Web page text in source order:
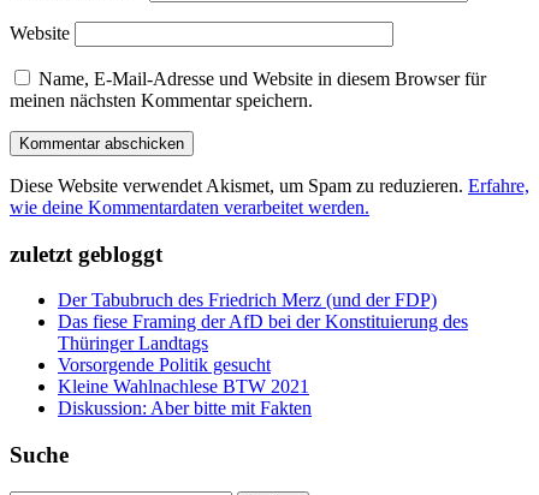
Website
Name, E-Mail-Adresse und Website in diesem Browser für
meinen nächsten Kommentar speichern.
Diese Website verwendet Akismet, um Spam zu reduzieren. Erfahre,
wie deine Kommentardaten verarbeitet werden.
zuletzt gebloggt
Der Tabubruch des Friedrich Merz (und der FDP)
Das fiese Framing der AfD bei der Konstituierung des
Thüringer Landtags
Vorsorgende Politik gesucht
Kleine Wahlnachlese BTW 2021
Diskussion: Aber bitte mit Fakten
Suche